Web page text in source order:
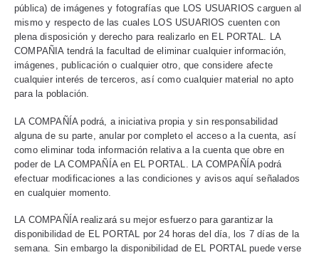
pública) de imágenes y fotografías que LOS USUARIOS carguen al
mismo y respecto de las cuales LOS USUARIOS cuenten con
plena disposición y derecho para realizarlo en EL PORTAL. LA
COMPAÑIA tendrá la facultad de eliminar cualquier información,
imágenes, publicación o cualquier otro, que considere afecte
cualquier interés de terceros, así como cualquier material no apto
para la población.
LA COMPAÑÍA podrá, a iniciativa propia y sin responsabilidad
alguna de su parte, anular por completo el acceso a la cuenta, así
como eliminar toda información relativa a la cuenta que obre en
poder de LA COMPAÑÍA en EL PORTAL. LA COMPAÑÍA podrá
efectuar modificaciones a las condiciones y avisos aquí señalados
en cualquier momento.
LA COMPAÑÍA realizará su mejor esfuerzo para garantizar la
disponibilidad de EL PORTAL por 24 horas del día, los 7 días de la
semana. Sin embargo la disponibilidad de EL PORTAL puede verse